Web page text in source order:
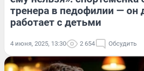
тренера в педофилии — он
работает с детьми
4 июня, 2025, 13:30 2 654 Обсудить